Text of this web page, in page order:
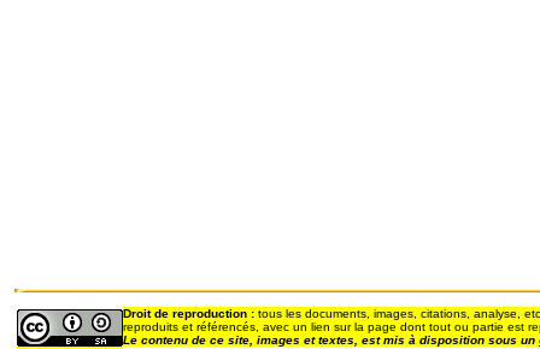
Droit de reproduction : tous les documents, images, citations, analyse,
reproduits et référencés, avec un lien sur la page dont tout ou partie est
Le contenu de ce site, images et textes, est mis à disposition sous un